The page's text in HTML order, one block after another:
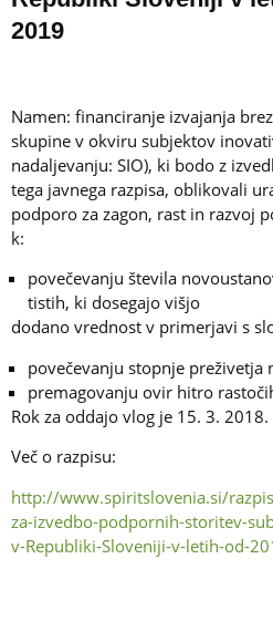
2019
Namen: financiranje izvajanja
skupine v okviru subjektov
nadaljevanju: SIO), ki bodo z
tega javnega razpisa, oblikovali
podporo za zagon, rast in razvoj
k:
povečevanju števila
tistih, ki dosegajo višjo
dodano vrednost v primerjavi s
povečevanju stopnje
premagovanju ovir hitro
Rok za oddajo vlog je 15. 3. 2018.
Več o razpisu:
http://www.spiritslovenia.si/
za-izvedbo-podpornih-storitev-
v-Republiki-Sloveniji-v-letih-od-